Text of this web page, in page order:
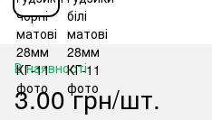
В наявності
3.00 грн/шт.